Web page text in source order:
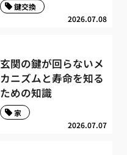
2026.07.08
鍵交換
玄関の鍵が回らないメ
カニズムと寿命を知る
ための知識
2026.07.07
家